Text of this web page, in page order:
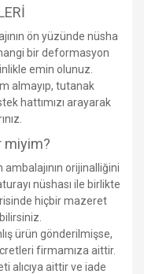
ön yüzünde nüsha
bir deformasyon
emin olunuz.
almayıp, tutanak
hattımızı arayarak
miyim?
ambalajının orijinalliğini
nüshası ile birlikte
hiçbir mazeret
ürün gönderilmişse,
firmamıza aittir.
alıcıya aittir ve iade